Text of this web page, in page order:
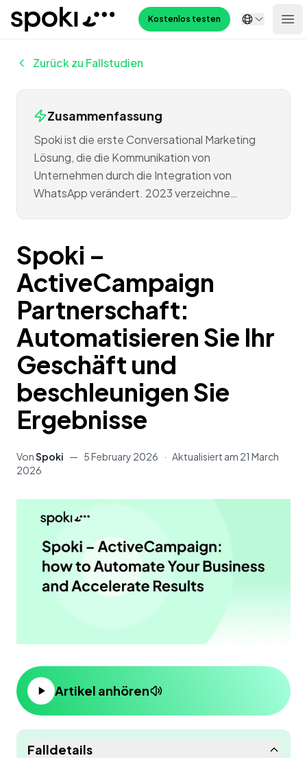
Spoki Kostenlos testen
Zurück zu Fallstudien
Zusammenfassung
Spoki ist die erste Conversational Marketing
Lösung, die die Kommunikation von
Unternehmen durch die Integration von
WhatsApp verändert. 2023 verzeichne…
Spoki –
ActiveCampaign
Partnerschaft:
Automatisieren Sie Ihr
Geschäft und
beschleunigen Sie
Ergebnisse
VonSpoki — 5 February 2026 · Aktualisiert am 21 March
2026
Artikel anhören
Falldetails